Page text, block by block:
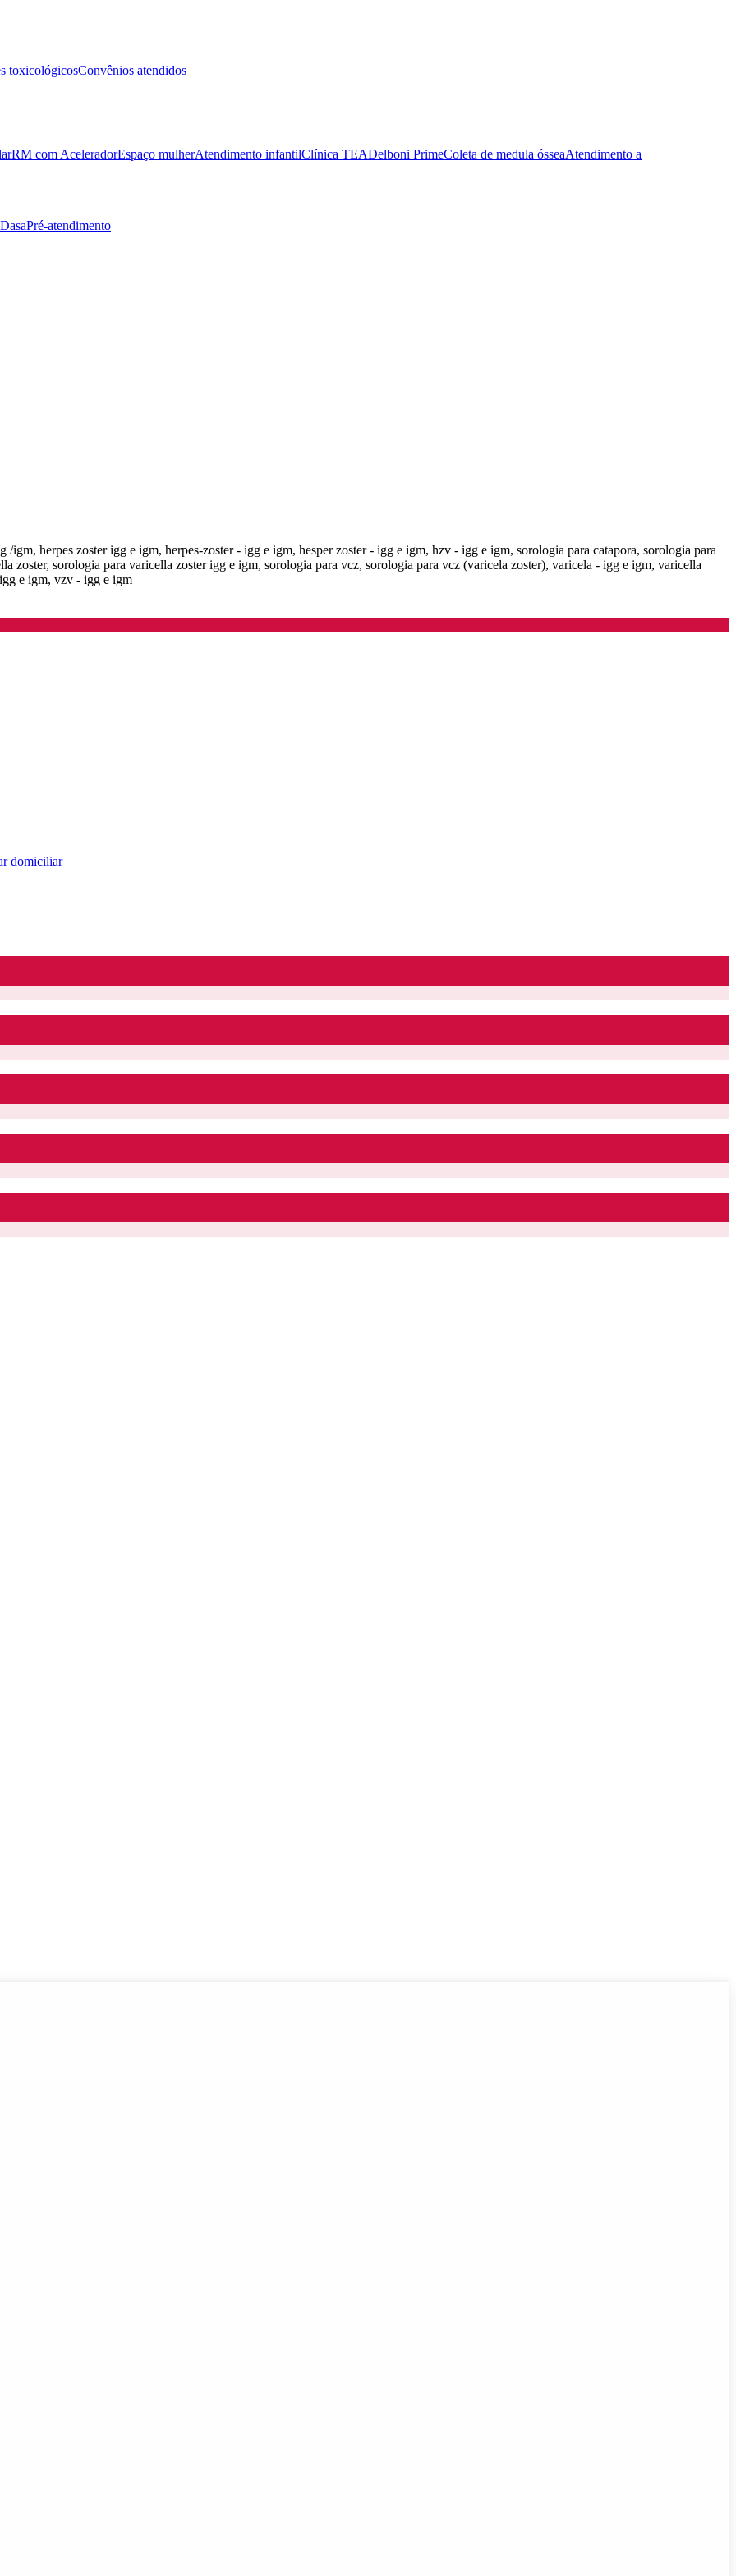
toxicológicosConvênios atendidos
RM com AceleradorEspaço mulherAtendimento infantilClínica TEADelboni PrimeColeta de medula ósseaAtendimento a
Pré-atendimento
/igm, herpes zoster igg e igm, herpes-zoster - igg e igm, hesper zoster - igg e igm, hzv - igg e igm, sorologia para catapora, sorologia para
zoster, sorologia para varicella zoster igg e igm, sorologia para vcz, sorologia para vcz (varicela zoster), varicela - igg e igm, varicella
e igm, vzv - igg e igm
domiciliar